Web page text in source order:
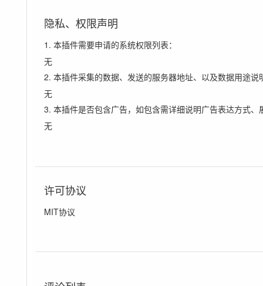
隐私、权限声明
1. 本插件需要申请的系统权限列表：
无
2. 本插件采集的数据、发送的服务器地址、以及数据用途说
无
3. 本插件是否包含广告，如包含需详细说明广告表达方式、
无
许可协议
MIT协议